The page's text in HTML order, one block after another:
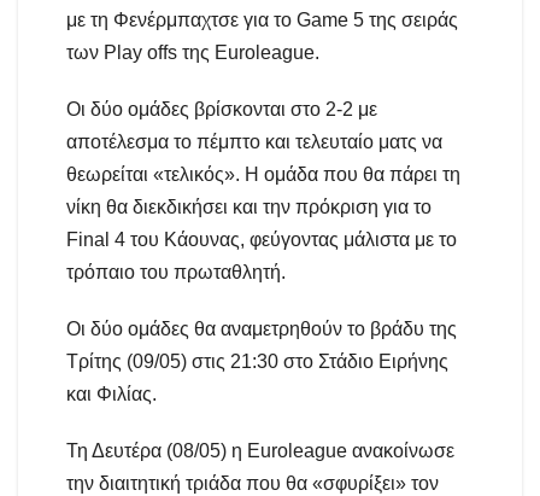
με τη Φενέρμπαχτσε για το Game 5 της σειράς
των Play offs της Euroleague.
Οι δύο ομάδες βρίσκονται στο 2-2 με
αποτέλεσμα το πέμπτο και τελευταίο ματς να
θεωρείται «τελικός». Η ομάδα που θα πάρει τη
νίκη θα διεκδικήσει και την πρόκριση για το
Final 4 του Κάουνας, φεύγοντας μάλιστα με το
τρόπαιο του πρωταθλητή.
Οι δύο ομάδες θα αναμετρηθούν το βράδυ της
Τρίτης (09/05) στις 21:30 στο Στάδιο Ειρήνης
και Φιλίας.
Τη Δευτέρα (08/05) η Euroleague ανακοίνωσε
την διαιτητική τριάδα που θα «σφυρίξει» τον